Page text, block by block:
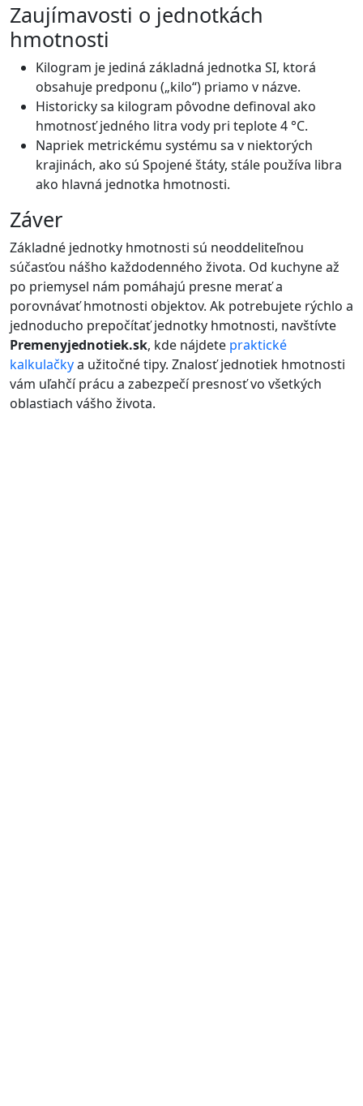
Zaujímavosti o jednotkách
hmotnosti
Kilogram je jediná základná jednotka SI, ktorá
obsahuje predponu („kilo“) priamo v názve.
Historicky sa kilogram pôvodne definoval ako
hmotnosť jedného litra vody pri teplote 4 °C.
Napriek metrickému systému sa v niektorých
krajinách, ako sú Spojené štáty, stále používa libra
ako hlavná jednotka hmotnosti.
Záver
Základné jednotky hmotnosti sú neoddeliteľnou
súčasťou nášho každodenného života. Od kuchyne až
po priemysel nám pomáhajú presne merať a
porovnávať hmotnosti objektov. Ak potrebujete rýchlo a
jednoducho prepočítať jednotky hmotnosti, navštívte
Premenyjednotiek.sk, kde nájdete praktické
kalkulačkya užitočné tipy. Znalosť jednotiek hmotnosti
vám uľahčí prácu a zabezpečí presnosť vo všetkých
oblastiach vášho života.